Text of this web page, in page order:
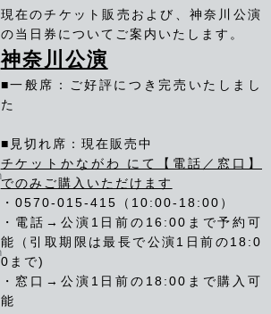
現在のチケット販売および、神奈川公演
の当日券についてご案内いたします。
神奈川公演
■一般席：
ご好評につき完売いたしまし
た
■見切れ席： 現在販売中
チケットかながわ にて【電話／窓口】
でのみご購入いただけます
・0570-015-415（10:00-18:00）
・電話→公演1日前の16:00まで予約可
能（引取期限は最長で公演1日前の18:0
0まで)
・ 窓口→公演1日前の18:00まで購入可
能